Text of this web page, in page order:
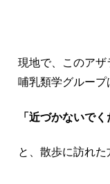
現地で、このア
哺乳類学グループ
「近づかないで
と、散歩に訪れた